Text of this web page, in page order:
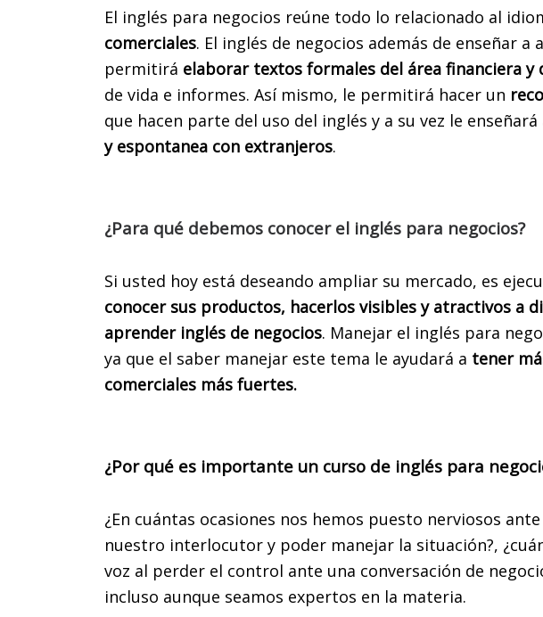
El inglés para negocios reúne todo lo relacionado al
comerciales. El inglés de negocios además de enseñar
permitirá elaborar textos formales del área financiera y
de vida e informes. Así mismo, le permitirá hacer un
que hacen parte del uso del inglés y a su vez le enseñará
y espontanea con extranjeros.
¿Para qué debemos conocer el inglés para negocios?
Si usted hoy está deseando ampliar su mercado, es
conocer sus productos, hacerlos visibles y atractivos a
aprender inglés de negocios. Manejar el inglés para
ya que el saber manejar este tema le ayudará a tener
comerciales más fuertes.
¿Por qué es importante un curso de inglés para
¿En cuántas ocasiones nos hemos puesto nerviosos
nuestro interlocutor y poder manejar la situación?,
voz al perder el control ante una conversación de
incluso aunque seamos expertos en la materia.
¡ABIERTA
EL CURSO
MAYO 2025
Para aquellos alumnos que
en Caracas, el interior del
DAREMOS LA
PARA PODER
Daremos Historia de